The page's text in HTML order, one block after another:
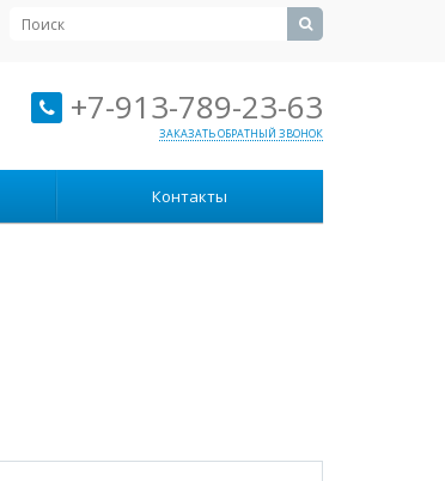
+7-913-789-23-63
ЗАКАЗАТЬ ОБРАТНЫЙ ЗВОНОК
Контакты